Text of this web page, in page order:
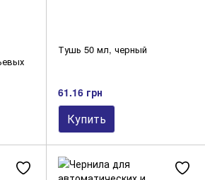
Тушь 50 мл, черный
61.16 грн
Купить